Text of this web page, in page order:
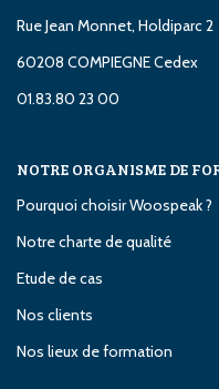
Rue Jean Monnet, Holdiparc 2
60208 COMPIEGNE Cedex
01.83.80 23 00
NOTRE ORGANISME DE
Pourquoi choisir Woospeak ?
Notre charte de qualité
Etude de cas
Nos clients
Nos lieux de formation